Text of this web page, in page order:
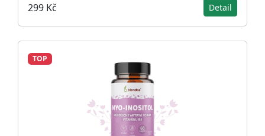
299 Kč Detail
TOP